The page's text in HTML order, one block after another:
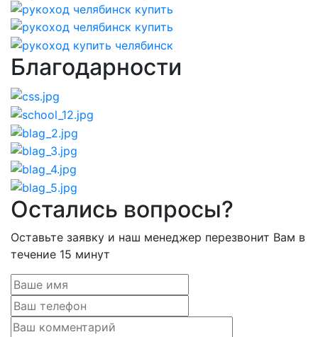
Благодарности
Остались вопросы?
Оставьте заявку и наш менеджер перезвонит Вам в
течение 15 минут